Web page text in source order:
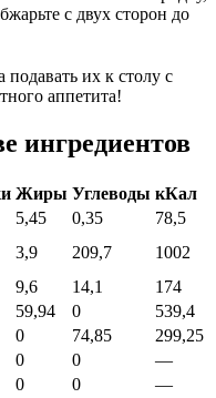
с двух сторон до
их к столу с
аппетита!
ингредиентов
Жиры Углеводы кКал
5,45 0,35
78,5
3,9 209,7
1002
9,6 14,1
174
59,94 0
539,4
0 74,85
299,25
0 0
—
0 0
—